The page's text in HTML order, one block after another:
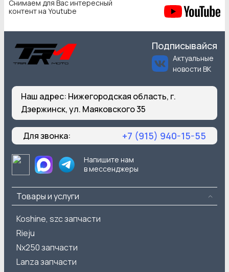
Снимаем для Вас интересный
контент на Youtube
Подписывайся
Актуальные
новости ВК
Наш адрес: Нижегородская область, г.
Дзержинск, ул. Маяковского 35
Для звонка: +7 (915) 940-15-55
Напишите нам
в мессенджеры
Товары и услуги
Koshine, szc запчасти
Rieju
Nx250 запчасти
Lanza запчасти